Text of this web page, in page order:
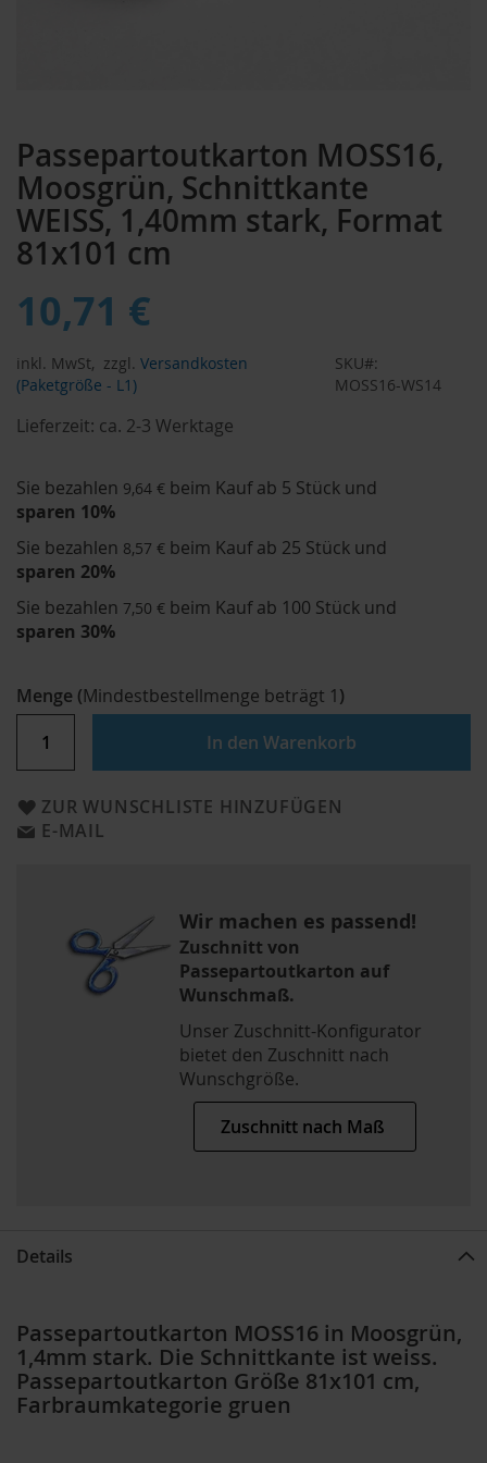
Passepartoutkarton MOSS16,
Moosgrün, Schnittkante
WEISS, 1,40mm stark, Format
81x101 cm
10,71 €
inkl. MwSt, zzgl. Versandkosten
(Paketgröße - L1)
SKU
MOSS16-WS14
Lieferzeit: ca. 2-3 Werktage
Sie bezahlen 9,64 € beim Kauf ab 5 Stück und
sparen 10%
Sie bezahlen 8,57 € beim Kauf ab 25 Stück und
sparen 20%
Sie bezahlen 7,50 € beim Kauf ab 100 Stück und
sparen 30%
Menge (Mindestbestellmenge beträgt 1)
In den Warenkorb
ZUR WUNSCHLISTE HINZUFÜGEN
E-MAIL
Wir machen es passend!
Zuschnitt von
Passepartoutkarton auf
Wunschmaß.
Unser Zuschnitt-Konfigurator
bietet den Zuschnitt nach
Wunschgröße.
Zuschnitt nach Maß
der
Bildergalerie
springen
Details
Passepartoutkarton MOSS16 in Moosgrün,
1,4mm stark. Die Schnittkante ist weiss.
Passepartoutkarton Größe 81x101 cm,
Farbraumkategorie gruen